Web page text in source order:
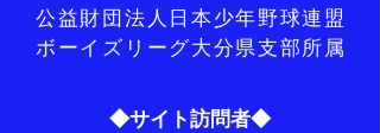
​公益財団法人日本少年野球連盟
ボーイズリーグ大分県支部所属
◆サイト訪問者◆